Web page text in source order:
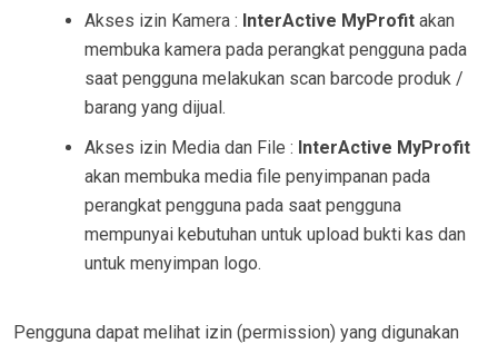
Akses izin Kamera : InterActive MyProfit akan
membuka kamera pada perangkat pengguna pada
saat pengguna melakukan scan barcode produk /
barang yang dijual.
Akses izin Media dan File : InterActive MyProfit
akan membuka media file penyimpanan pada
perangkat pengguna pada saat pengguna
mempunyai kebutuhan untuk upload bukti kas dan
untuk menyimpan logo.
Pengguna dapat melihat izin (permission) yang digunakan